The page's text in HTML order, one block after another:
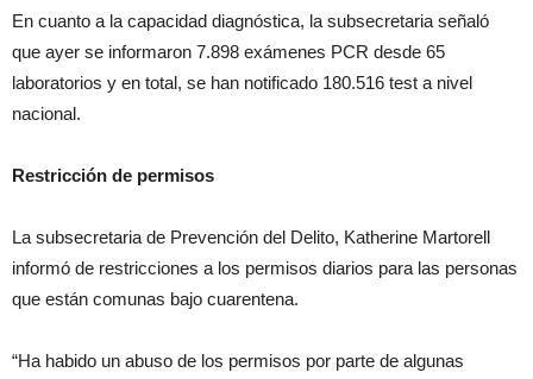
En cuanto a la capacidad diagnóstica, la subsecretaria señaló
que ayer se informaron 7.898 exámenes PCR desde 65
laboratorios y en total, se han notificado 180.516 test a nivel
nacional.
Restricción de permisos
La subsecretaria de Prevención del Delito, Katherine Martorell
informó de restricciones a los permisos diarios para las personas
que están comunas bajo cuarentena.
“Ha habido un abuso de los permisos por parte de algunas